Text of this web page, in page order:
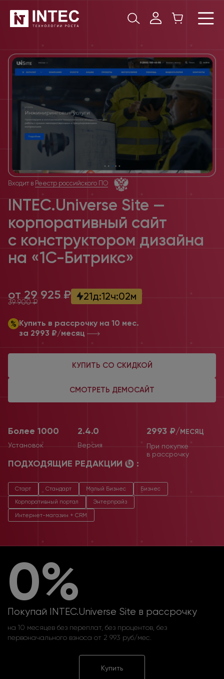
Входит в Реестр российского ПО
INTEC.Universe Site —
корпоративный сайт
с конструктором дизайна
на «1С-Битрикс»
от 29 925 ₽
39 900 ₽ 21д:12ч:02м
Купить в рассрочку на 10 мес.
за 2993 ₽/месяц
КУПИТЬ СО СКИДКОЙ
СМОТРЕТЬ ДЕМОСАЙТ
Более 1000
Установок
2993 ₽/МЕСЯЦ
При покупке
в рассрочку
2.4.0
Версия
ПОДХОДЯЩИЕ РЕДАКЦИИ :
Старт Стандарт Малый Бизнес Бизнес
Корпоративный портал Энтерпрайз
Интернет-магазин + CRM
0%
Покупай INTEC.Universe Site в рассрочку
на 10 месяцев без переплат, без процентов, без
первоначального взноса от 2 993 руб/мес.
Купить